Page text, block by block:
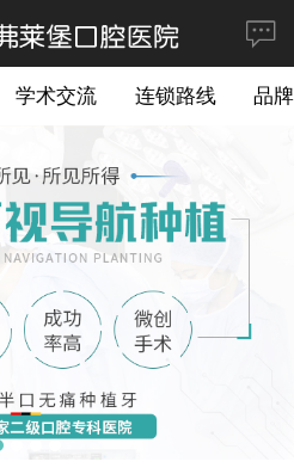
学术交流 连锁路线 品